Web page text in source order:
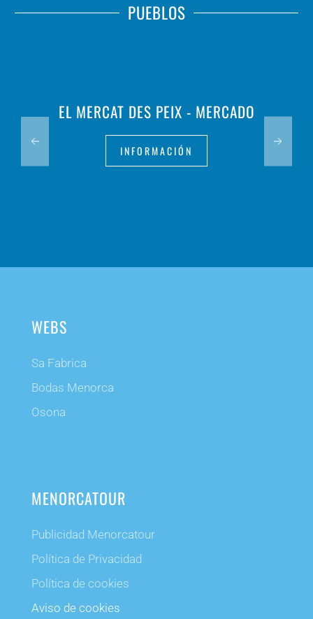
PUEBLOS
EL MERCAT DES PEIX - MERCADO
INFORMACIÓN
WEBS
Sa Fabrica
Bodas Menorca
Osona
MENORCATOUR
Publicidad Menorcatour
Política de Privacidad
Política de cookies
Aviso de cookies